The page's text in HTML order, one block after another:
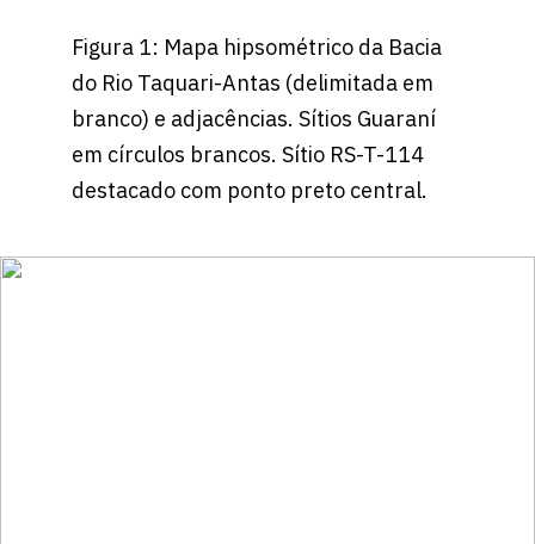
Figura 1: Mapa hipsométrico da Bacia
do Rio Taquari-Antas (delimitada em
branco) e adjacências. Sítios Guaraní
em círculos brancos. Sítio RS-T-114
destacado com ponto preto central.